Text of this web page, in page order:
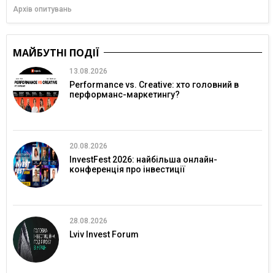
Архів опитувань
МАЙБУТНІ ПОДІЇ
13.08.2026
Performance vs. Creative: хто головний в
перформанс-маркетингу?
20.08.2026
InvestFest 2026: найбільша онлайн-
конференція про інвестиції
28.08.2026
Lviv Invest Forum